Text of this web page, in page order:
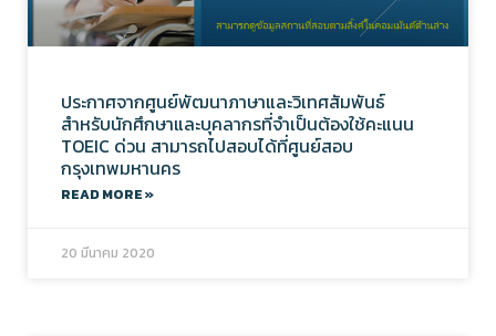
ประกาศจากศูนย์พัฒนาภาษาและวิเทศสัมพันธ์
สำหรับนักศึกษาและบุคลากรที่จำเป็นต้องใช้คะแนน
TOEIC ด่วน สามารถไปสอบได้ที่ศูนย์สอบ
กรุงเทพมหานคร
READ MORE »
20 มีนาคม 2020